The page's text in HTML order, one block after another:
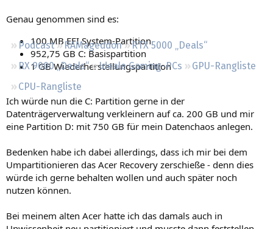
Podcast RAMageddon
RTX 5000 „Deals“
RX 9000 „Deals“
Ideale Gaming-PCs
GPU-Rangliste
CPU-Rangliste
Genau genommen sind es:
100 MB EFI System-Partition
952,75 GB C: Basispartition
1 GB Wiederherstellungspartition
Ich würde nun die C: Partition gerne in der
Datenträgerverwaltung verkleinern auf ca. 200 GB und mir
eine Partition D: mit 750 GB für mein Datenchaos anlegen.
Bedenken habe ich dabei allerdings, dass ich mir bei dem
Umpartitionieren das Acer Recovery zerschieße - denn dies
würde ich gerne behalten wollen und auch später noch
nutzen können.
Bei meinem alten Acer hatte ich das damals auch in